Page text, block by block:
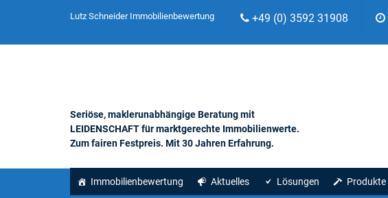
Lutz Schneider Immobilienbewertung +49 (0) 3592 31908
Seriöse, maklerunabhängige Beratung mit
LEIDENSCHAFT für marktgerechte Immobilienwerte.
Zum fairen Festpreis. Mit 30 Jahren Erfahrung.
Immobilienbewertung Aktuelles Lösungen Produkte